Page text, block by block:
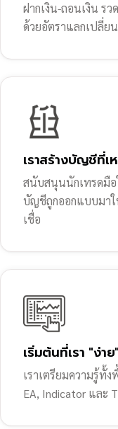
ฝากเงิน-ถอนเงิน รว
ด้วยอัตราแลกเปลี่ย
เราสร้างบัญชีที่เ
สนับสนุนนักเทรดมือ
บัญชีถูกออกแบบมาใ
เชื่อ
เริ่มต้นที่เรา "ง่า
เราเตรียมความรู้ทั้
EA, Indicator และ